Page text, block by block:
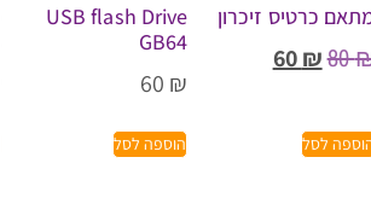
כרטיס זיכרון
80
60₪
לסל
USB flash Drive
GB64
60 ₪
הוספה לסל